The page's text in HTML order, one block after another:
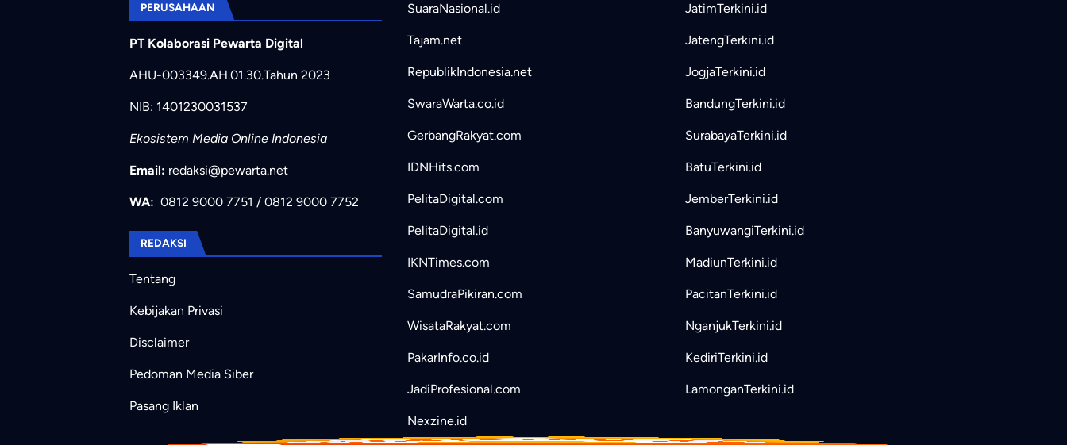
PERUSAHAAN
PT Kolaborasi Pewarta Digital
AHU-003349.AH.01.30.Tahun 2023
NIB: 1401230031537
Ekosistem Media Online Indonesia
Email: redaksi@pewarta.net
WA: 0812 9000 7751 / 0812 9000 7752
REDAKSI
Tentang
Kebijakan Privasi
Disclaimer
Pedoman Media Siber
Pasang Iklan
SuaraNasional.id
Tajam.net
RepublikIndonesia.net
SwaraWarta.co.id
GerbangRakyat.com
IDNHits.com
PelitaDigital.com
PelitaDigital.id
IKNTimes.com
SamudraPikiran.com
WisataRakyat.com
PakarInfo.co.id
JadiProfesional.com
Nexzine.id
JatimTerkini.id
JatengTerkini.id
JogjaTerkini.id
BandungTerkini.id
SurabayaTerkini.id
BatuTerkini.id
JemberTerkini.id
BanyuwangiTerkini.id
MadiunTerkini.id
PacitanTerkini.id
NganjukTerkini.id
KediriTerkini.id
LamonganTerkini.id